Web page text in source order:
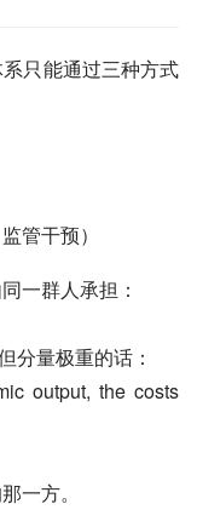
只能通过三种方式
管干预）
一群人承担：
分量极重的话：
output, the costs
一方。